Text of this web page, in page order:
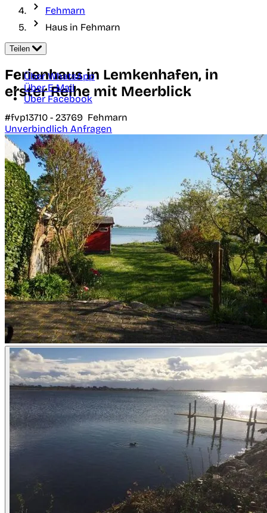
Fehmarn
Haus in Fehmarn
Teilen
Über WhatsApp
Über E-Mail
Über Facebook
Ferienhaus in Lemkenhafen, in
erster Reihe mit Meerblick
#fvp13710 - 23769 Fehmarn
Unverbindlich Anfragen